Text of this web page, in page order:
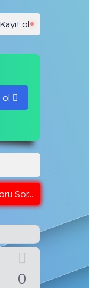
Forum Kuralları
Kayıt ol
ol
Sor...
O
0